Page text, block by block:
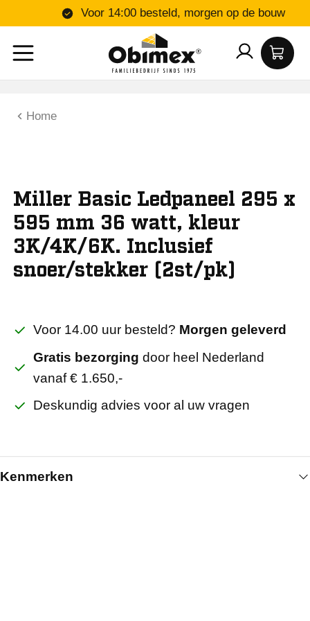
Voor 14:00 besteld, morgen op de bouw
Home
Miller Basic Ledpaneel 295 x
595 mm 36 watt, kleur
3K/4K/6K. Inclusief
snoer/stekker (2st/pk)
Voor 14.00 uur besteld? Morgen geleverd
Gratis bezorging door heel Nederland
vanaf € 1.650,-
Deskundig advies voor al uw vragen
Kenmerken